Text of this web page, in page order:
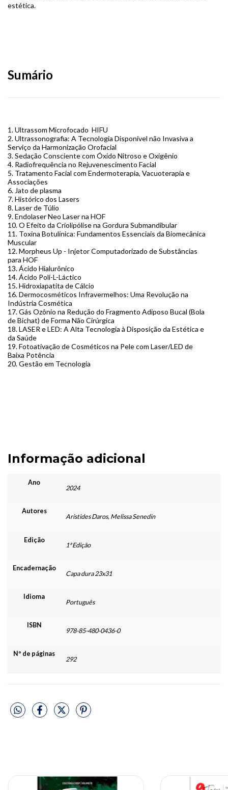
estética.
Sumário
1. Ultrassom Microfocado HIFU
2. Ultrassonografia: A Tecnologia Disponível não Invasiva a
Serviço da Harmonização Orofacial
3. Sedação Consciente com Óxido Nitroso e Oxigênio
4. Radiofrequência no Rejuvenescimento Facial
5. Tratamento Facial com Endermoterapia, Vacuoterapia e
Associações
6. Jato de plasma
7. Histórico dos Lasers
8. Laser de Túlio
9. Endolaser Neo Laser na HOF
10. O Efeito da Criolipólise na Gordura Submandibular
11. Toxina Botulínica: Fundamentos Essenciais da Biomecânica
Muscular
12. Morpheus Up - Injetor Computadorizado de Substâncias
para HOF
13. Ácido Hialurônico
14. Ácido Poli-L-Láctico
15. Hidroxiapatita de Cálcio
16. Dermocosméticos Infravermelhos: Uma Revolução na
Indústria Cosmética
17. Gás Ozônio na Redução do Fragmento Adiposo Bucal (Bola
de Bichat) de Forma Não Cirúrgica
18. LASER e LED: A Alta Tecnologia à Disposição da Estética e
da Saúde
19. Fotoativação de Cosméticos na Pele com Laser/LED de
Baixa Potência
20. Gestão em Tecnologia
Informação adicional
Ano
2024
Autores
Aristides Daros, Melissa Senedin
Edição
1ª Edição
Encadernação
Capa dura 23x31
Idioma
Português
ISBN
978-85-480-0436-0
Nº de páginas
292